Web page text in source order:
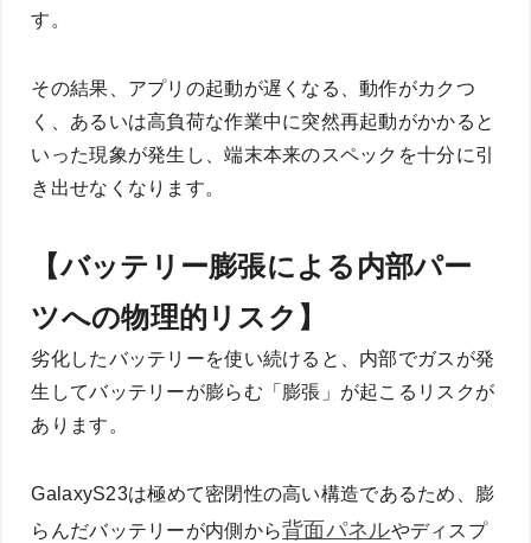
す。
その結果、アプリの起動が遅くなる、動作がカクつ
く、あるいは高負荷な作業中に突然再起動がかかると
いった現象が発生し、端末本来のスペックを十分に引
き出せなくなります。
【バッテリー膨張による内部パー
ツへの物理的リスク】
劣化したバッテリーを使い続けると、内部でガスが発
生してバッテリーが膨らむ「膨張」が起こるリスクが
あります。
GalaxyS23は極めて密閉性の高い構造であるため、膨
らんだバッテリーが内側から背面パネルやディスプ